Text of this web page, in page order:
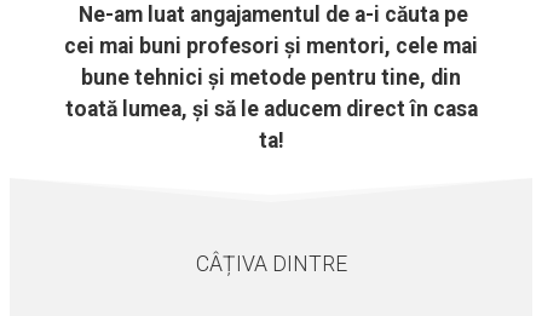
Ne-am luat angajamentul de a-i căuta pe
cei mai buni profesori și mentori, cele mai
bune tehnici și metode pentru tine, din
toată lumea, și să le aducem direct în casa
ta!
CÂȚIVA DINTRE